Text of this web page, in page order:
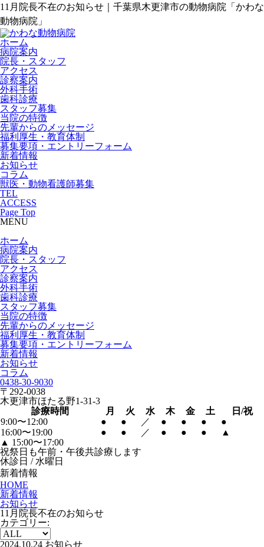
11月院長不在のお知らせ｜千葉県木更津市の動物病院「かわな
動物病院」
ホーム
病院案内
院長・スタッフ
アクセス
診察案内
外科手術
歯科診療
スタッフ募集
当院の特徴
先輩からのメッセージ
福利厚生・教育体制
募集要項・エントリーフォーム
新着情報
お知らせ
コラム
獣医・動物看護師募集
TEL
ACCESS
Page Top
MENU
ホーム
病院案内
院長・スタッフ
アクセス
診察案内
外科手術
歯科診療
スタッフ募集
当院の特徴
先輩からのメッセージ
福利厚生・教育体制
募集要項・エントリーフォーム
新着情報
お知らせ
コラム
0438-30-9030
〒292-0038
木更津市ほたる野1-31-3
診療時間
月 火 水 木 金 土
日/祝
9:00〜12:00
● ● ／ ● ● ●
●
16:00〜19:00
● ● ／ ● ● ●
▲
▲ 15:00〜17:00
祝祭日も午前・午後共診療します
休診日 / 水曜日
新着情報
HOME
新着情報
お知らせ
11月院長不在のお知らせ
カテゴリー:
2024.10.24 お知らせ